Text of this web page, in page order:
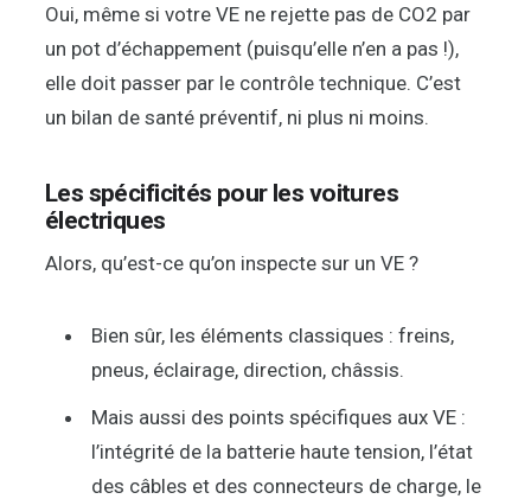
Oui, même si votre VE ne rejette pas de CO2 par
un pot d’échappement (puisqu’elle n’en a pas !),
elle doit passer par le contrôle technique. C’est
un bilan de santé préventif, ni plus ni moins.
Les spécificités pour les voitures
électriques
Alors, qu’est-ce qu’on inspecte sur un VE ?
Bien sûr, les éléments classiques : freins,
pneus, éclairage, direction, châssis.
Mais aussi des points spécifiques aux VE :
l’intégrité de la batterie haute tension, l’état
des câbles et des connecteurs de charge, le